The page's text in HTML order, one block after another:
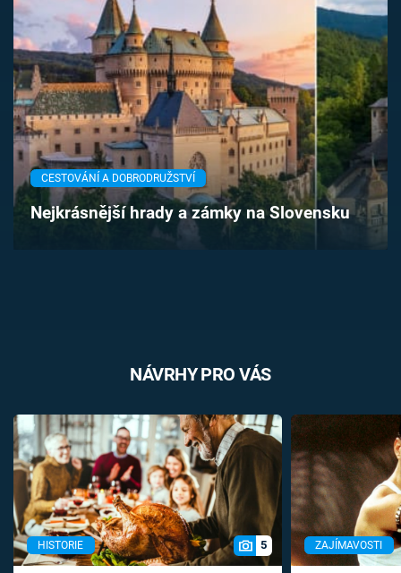
Témata
Pořady
TV Program
Časopis
Sledujte prima+
CESTOVÁNÍ A DOBRODRUŽSTVÍ
Nejkrásnější hrady a zámky na Slovensku
NÁVRHY PRO VÁS
HISTORIE 5 ZAJÍMAVOSTI